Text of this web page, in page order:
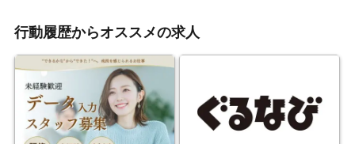
行動履歴からオススメの求人